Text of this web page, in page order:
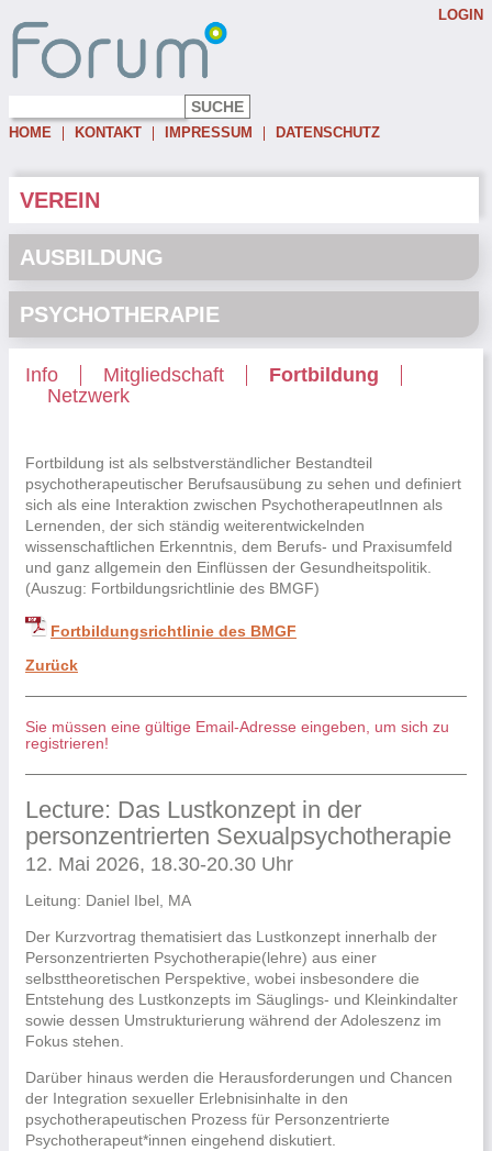
HOME KONTAKT IMPRESSUM DATENSCHUTZ
LOGIN
Password:
VEREIN
AUSBILDUNG
PSYCHOTHERAPIE
Info Mitgliedschaft
Fortbildung
Netzwerk
Fortbildung ist als selbstverständlicher Bestandteil
psychotherapeutischer Berufsausübung zu sehen und definiert
sich als eine Interaktion zwischen PsychotherapeutInnen als
Lernenden, der sich ständig weiterentwickelnden
wissenschaftlichen Erkenntnis, dem Berufs- und Praxisumfeld
und ganz allgemein den Einflüssen der Gesundheitspolitik.
(Auszug: Fortbildungsrichtlinie des BMGF)
Fortbildungsrichtlinie des BMGF
Zurück
Sie müssen eine gültige Email-Adresse eingeben, um sich zu
registrieren!
Lecture: Das Lustkonzept in der
personzentrierten Sexualpsychotherapie
12. Mai 2026, 18.30-20.30 Uhr
Leitung: Daniel Ibel, MA
Der Kurzvortrag thematisiert das Lustkonzept innerhalb der
Personzentrierten Psychotherapie(lehre) aus einer
selbsttheoretischen Perspektive, wobei insbesondere die
Entstehung des Lustkonzepts im Säuglings- und Kleinkindalter
sowie dessen Umstrukturierung während der Adoleszenz im
Fokus stehen.
Darüber hinaus werden die Herausforderungen und Chancen
der Integration sexueller Erlebnisinhalte in den
psychotherapeutischen Prozess für Personzentrierte
Psychotherapeut*innen eingehend diskutiert.